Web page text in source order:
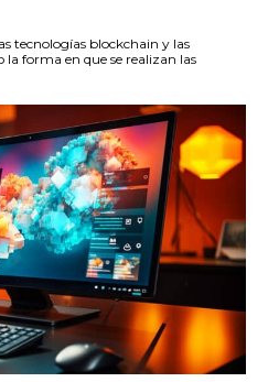
tecnologías blockchain y las
forma en que se realizan las